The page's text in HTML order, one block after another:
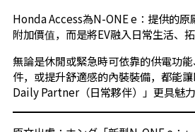
Honda Access為N-ONE e：提供的原
附加價值，而是將EV融入日常生活、
無論是休閒或緊急時可依靠的供電功
件，或提升舒適感的內裝裝備，都能
Daily Partner（日常夥伴）」更具魅力